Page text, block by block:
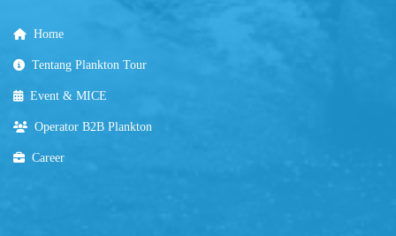
Home
Tentang Plankton Tour
Event & MICE
Operator B2B Plankton
Career